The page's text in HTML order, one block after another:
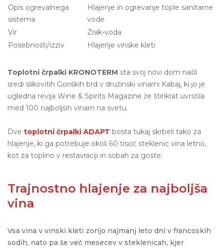
Opis ogrevalnega
sistema
Hlajenje in ogrevanje tople sanitarne
vode
Vir
Zrak-voda
Posebnosti/izziv
Hlajenje vinske kleti
Toplotni črpalki KRONOTERM sta svoj novi dom našli
sredi slikovitih Goriških brd v družinski vinarni Kabaj, ki jo je
ugledna revija Wine & Spirits Magazine že štirikrat uvrstila
med 100 najboljših vinarn na svetu.
Dve toplotni črpalki ADAPT bosta tukaj skrbeli tako za
hlajenje, ki ga potrebuje okoli 60 tisoč steklenic vina letno,
kot za toplino v restavraciji in sobah za goste.
Trajnostno hlajenje za najboljša
vina
Vsa vina v vinski kleti zorijo najmanj leto dni v francoskih
sodih, nato pa še več mesecev v steklenicah, kjer